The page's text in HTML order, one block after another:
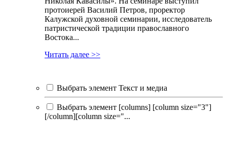
протоиерей Василий Петров, проректор
Калужской духовной семинарии, исследователь
патристической традиции православного
Востока...
Читать далее >>
Выбрать элемент Текст и медиа
Выбрать элемент [columns] [column size="3"]
[/column][column size="...